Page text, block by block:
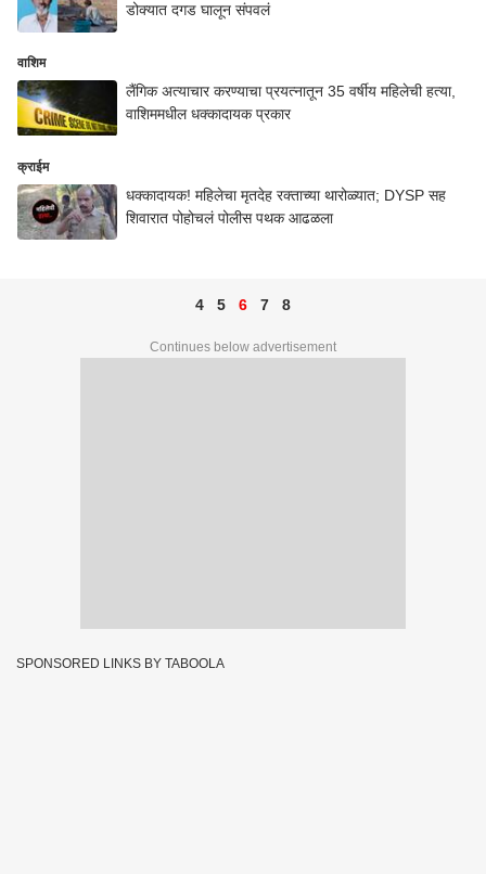
डोक्यात दगड घालून संपवलं
वाशिम
लैंगिक अत्याचार करण्याचा प्रयत्नातून 35 वर्षीय महिलेची हत्या,
वाशिममधील धक्कादायक प्रकार
क्राईम
धक्कादायक! महिलेचा मृतदेह रक्ताच्या थारोळ्यात; DYSP सह
शिवारात पोहोचलं पोलीस पथक आढळला
4 5 6 7 8
Continues below advertisement
SPONSORED LINKS BY TABOOLA